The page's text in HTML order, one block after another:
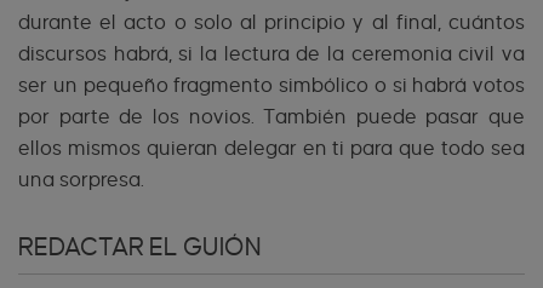
durante el acto o solo al principio y al final, cuántos
discursos habrá, si la lectura de la ceremonia civil va
ser un pequeño fragmento simbólico o si habrá votos
por parte de los novios. También puede pasar que
ellos mismos quieran delegar en ti para que todo sea
una sorpresa.
REDACTAR EL GUIÓN